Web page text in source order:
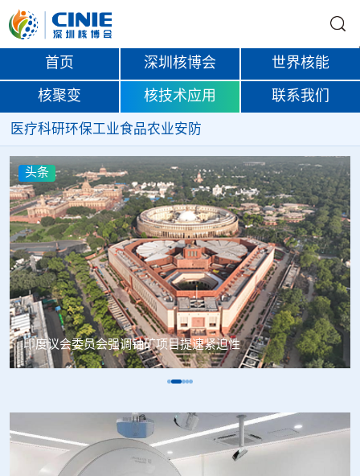
首页 深圳核博会 世界核能
核聚变 核技术应用 联系我们
医疗科研环保工业食品农业安防
头条
中核辐智正式设立 中国同辐持股90%打通核医疗全产业链